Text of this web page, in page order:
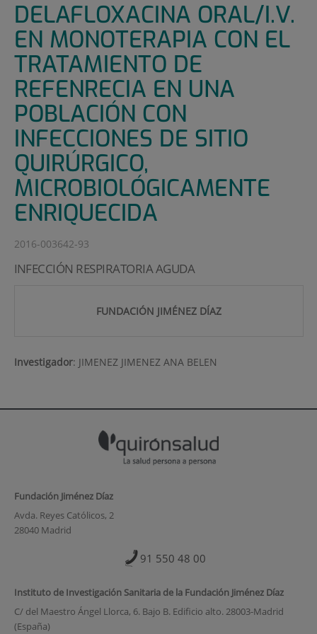
DELAFLOXACINA ORAL/I.V.
EN MONOTERAPIA CON EL
TRATAMIENTO DE
REFENRECIA EN UNA
POBLACIÓN CON
INFECCIONES DE SITIO
QUIRÚRGICO,
MICROBIOLÓGICAMENTE
ENRIQUECIDA
2016-003642-93
INFECCIÓN RESPIRATORIA AGUDA
FUNDACIÓN JIMÉNEZ DÍAZ
Investigador: JIMENEZ JIMENEZ ANA BELEN
Fundación Jiménez Díaz
Avda. Reyes Católicos, 2
28040 Madrid
91 550 48 00
Instituto de Investigación Sanitaria de la Fundación Jiménez Díaz
C/ del Maestro Ángel Llorca, 6. Bajo B. Edificio alto. 28003-Madrid
(España)